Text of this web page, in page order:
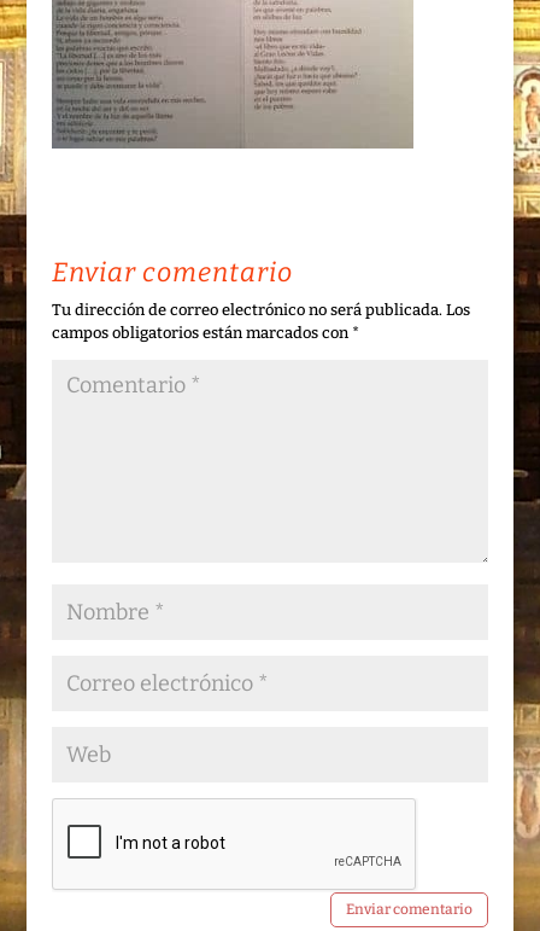
Enviar comentario
Tu dirección de correo electrónico no será publicada. Los
campos obligatorios están marcados con *